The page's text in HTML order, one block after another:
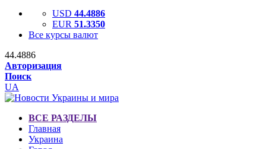
USD 44.4886
EUR 51.3350
Все курсы валют
44.4886
Авторизация
Поиск
UA
ВСЕ РАЗДЕЛЫ
Главная
Украина